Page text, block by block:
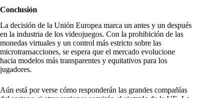
Conclusión
La decisión de la Unión Europea marca un antes y un después
en la industria de los videojuegos. Con la prohibición de las
monedas virtuales y un control más estricto sobre las
microtransacciones, se espera que el mercado evolucione
hacia modelos más transparentes y equitativos para los
jugadores.
Aún está por verse cómo responderán las grandes compañías